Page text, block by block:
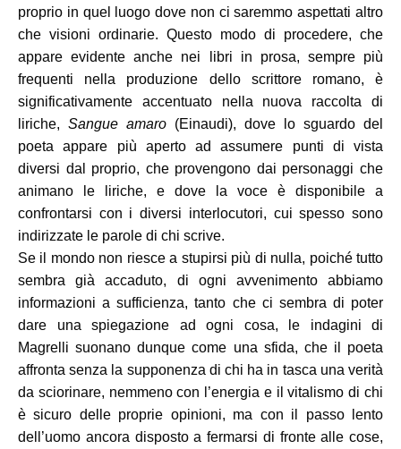
proprio in quel luogo dove non ci saremmo aspettati altro
che visioni ordinarie. Questo modo di procedere, che
appare evidente anche nei libri in prosa, sempre più
frequenti nella produzione dello scrittore romano, è
significativamente accentuato nella nuova raccolta di
liriche, Sangue amaro (Einaudi), dove lo sguardo del
poeta appare più aperto ad assumere punti di vista
diversi dal proprio, che provengono dai personaggi che
animano le liriche, e dove la voce è disponibile a
confrontarsi con i diversi interlocutori, cui spesso sono
indirizzate le parole di chi scrive.
Se il mondo non riesce a stupirsi più di nulla, poiché tutto
sembra già accaduto, di ogni avvenimento abbiamo
informazioni a sufficienza, tanto che ci sembra di poter
dare una spiegazione ad ogni cosa, le indagini di
Magrelli suonano dunque come una sfida, che il poeta
affronta senza la supponenza di chi ha in tasca una verità
da sciorinare, nemmeno con l’energia e il vitalismo di chi
è sicuro delle proprie opinioni, ma con il passo lento
dell’uomo ancora disposto a fermarsi di fronte alle cose,